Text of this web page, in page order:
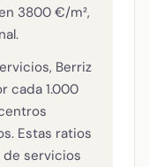
3800 €/m²,
Berriz
cada 1.000
Estas ratios
de servicios